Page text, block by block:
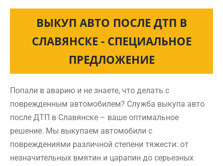
ВЫКУП АВТО ПОСЛЕ ДТП В
СЛАВЯНСКЕ - СПЕЦИАЛЬНОЕ
ПРЕДЛОЖЕНИЕ
Попали в аварию и не знаете, что делать с
поврежденным автомобилем? Служба выкупа авто
после ДТП в Славянске – ваше оптимальное
решение. Мы выкупаем автомобили с
повреждениями различной степени тяжести: от
незначительных вмятин и царапин до серьезных